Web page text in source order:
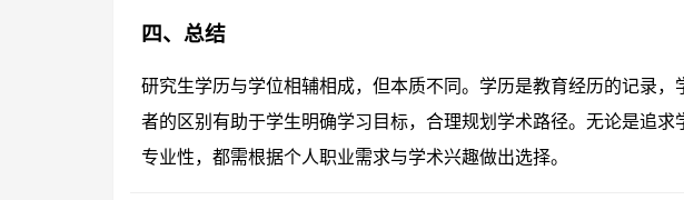
四、总结
研究生学历与学位相辅相成，但本质不同。学历是教育经历的记录，
者的区别有助于学生明确学习目标，合理规划学术路径。无论是追求
专业性，都需根据个人职业需求与学术兴趣做出选择。